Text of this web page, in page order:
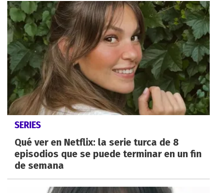
SERIES
Qué ver en Netflix: la serie turca de 8
episodios que se puede terminar en un fin
de semana